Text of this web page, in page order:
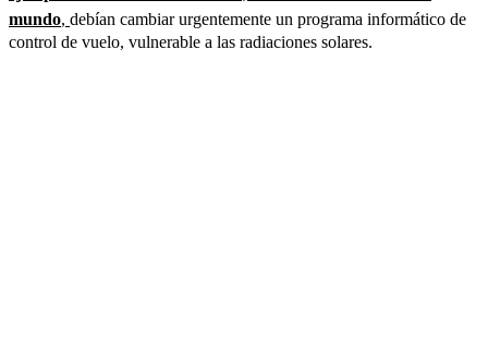
mundo, debían cambiar urgentemente un programa informático de
control de vuelo, vulnerable a las radiaciones solares.